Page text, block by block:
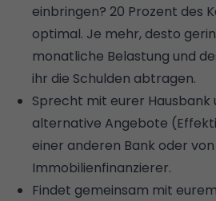
einbringen? 20 Prozent des
optimal. Je mehr, desto
monatliche Belastung und
ihr die Schulden abtragen.
Sprecht mit eurer Hausbank
alternative Angebote
einer anderen Bank oder
Immobilienfinanzierer.
Findet gemeinsam mit